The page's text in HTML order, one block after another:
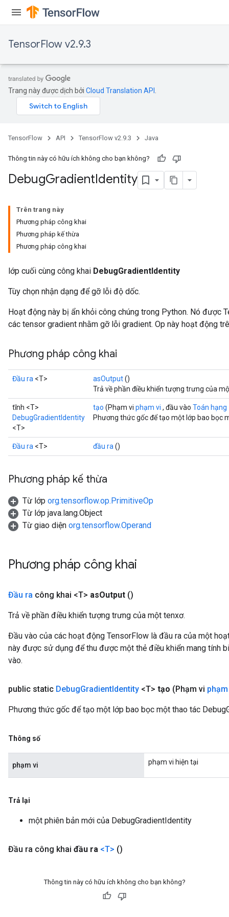
TensorFlow v2.9.3
Trang này được dịch bởi Cloud Translation API
TensorFlow API TensorFlow v2.9.3 Java
Thông tin này có hữu ích không cho bạn không?
DebugGradientIdentity
Trên trang này
Phương pháp công khai
Phương pháp kế thừa
Phương pháp công khai
lớp cuối cùng công khai DebugGradientIdentity
Tùy chọn nhận dạng để gỡ lỗi độ dốc.
Hoạt động này bị ẩn khỏi công chúng trong Python. Nó được
các tensor gradient nhằm gỡ lỗi gradient. Op này hoạt động
Phương pháp công khai
Đầu ra <T> asOutput()
Trả về phần điều khiển tượng trưng của
tĩnh <T>
DebugGradientIdentity
<T>
tạo (Phạm vi phạm vi , đầu vào Toán hạng
Phương thức gốc để tạo một lớp bao bọc
Đầu ra <T> đầu ra ()
Phương pháp kế thừa
Từ lớp org.tensorflow.op.PrimitiveOp
Từ lớp java.lang.Object
Từ giao diện org.tensorflow.Operand
Phương pháp công khai
Đầu ra công khai <T> asOutput ()
Trả về phần điều khiển tượng trưng của một tenxơ.
Đầu vào của các hoạt động TensorFlow là đầu ra của một
này được sử dụng để thu được một thẻ điều khiển mang tính
vào.
public static DebugGradientIdentity <T> tạo (Phạm vi
Phương thức gốc để tạo một lớp bao bọc một thao tác
Thông số
phạm vi phạm vi hiện tại
Trả lại
một phiên bản mới của DebugGradientIdentity
Đầu ra công khai đầu ra <T> ()
Thông tin này có hữu ích không cho bạn không?